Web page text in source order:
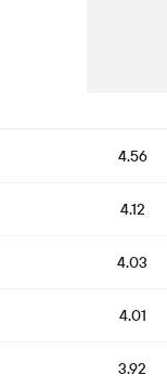
4.56
4.12
4.03
4.01
3.92